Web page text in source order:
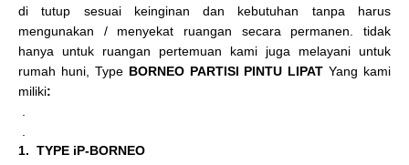
di tutup sesuai keinginan dan kebutuhan tanpa harus
mengunakan / menyekat ruangan secara permanen. tidak
hanya untuk ruangan pertemuan kami juga melayani untuk
rumah huni, Type BORNEO PARTISI PINTU LIPAT Yang kami
miliki:
1. TYPE iP-BORNEO